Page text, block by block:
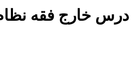
درس خارج فقه